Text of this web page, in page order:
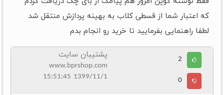
که اعتبار شما از قسطی کلاب به بهینه پردازش منتقل شد
لطفا راهنمایی بفرمایید تا خرید رو انجام بدم
2
0
پشتیبان سایت
www.bprshop.com
1399/11/1 15:51:45